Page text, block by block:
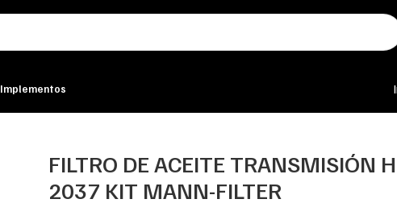
Implementos
FILTRO DE ACEITE TRANSMISIÓN
2037 KIT MANN-FILTER